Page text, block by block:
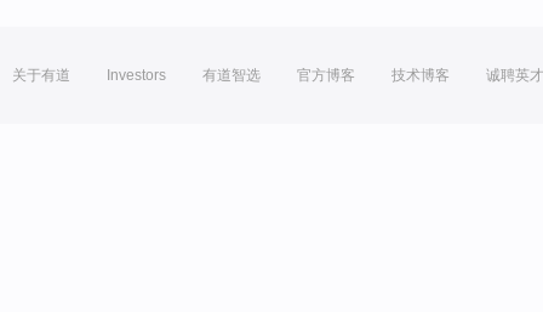
关于有道 Investors 有道智选 官方博客 技术博客 诚聘英才